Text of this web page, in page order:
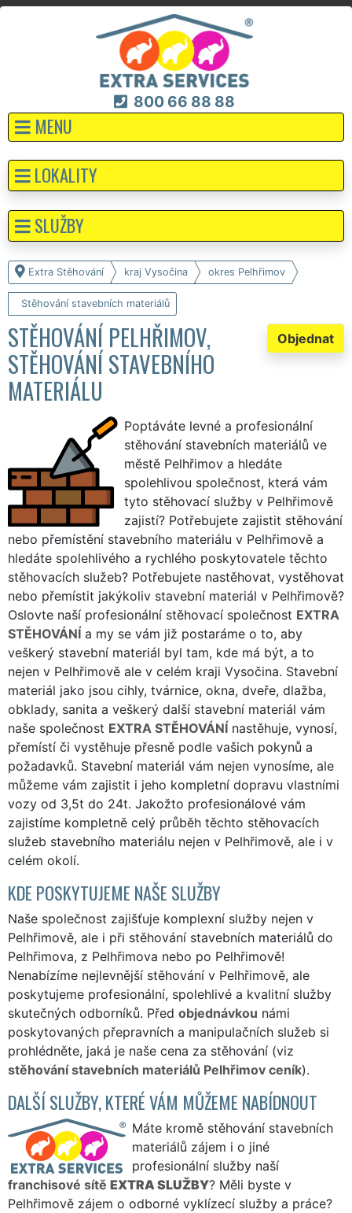
800 66 88 88
MENU
Extra Stěhování kraj Vysočina okres Pelhřimov
Stěhování stavebních materiálů
Objednat
STĚHOVÁNÍ PELHŘIMOV,
STĚHOVÁNÍ STAVEBNÍHO
MATERIÁLU
Poptáváte levné a profesionální
stěhování stavebních materiálů ve
městě Pelhřimov a hledáte
spolehlivou společnost, která vám
tyto stěhovací služby v Pelhřimově
zajistí? Potřebujete zajistit stěhování
nebo přemístění stavebního materiálu v Pelhřimově a
hledáte spolehlivého a rychlého poskytovatele těchto
stěhovacích služeb? Potřebujete nastěhovat, vystěhovat
nebo přemístit jakýkoliv stavební materiál v Pelhřimově?
Oslovte naší profesionální stěhovací společnost EXTRA
STĚHOVÁNÍ a my se vám již postaráme o to, aby
veškerý stavební materiál byl tam, kde má být, a to
nejen v Pelhřimově ale v celém kraji Vysočina. Stavební
materiál jako jsou cihly, tvárnice, okna, dveře, dlažba,
obklady, sanita a veškerý další stavební materiál vám
naše společnost EXTRA STĚHOVÁNÍ nastěhuje, vynosí,
přemístí či vystěhuje přesně podle vašich pokynů a
požadavků. Stavební materiál vám nejen vynosíme, ale
můžeme vám zajistit i jeho kompletní dopravu vlastními
vozy od 3,5t do 24t. Jakožto profesionálové vám
zajistíme kompletně celý průběh těchto stěhovacích
služeb stavebního materiálu nejen v Pelhřimově, ale i v
celém okolí.
KDE POSKYTUJEME NAŠE SLUŽBY
Naše společnost zajišťuje komplexní služby nejen v
Pelhřimově, ale i při stěhování stavebních materiálů do
Pelhřimova, z Pelhřimova nebo po Pelhřimově!
Nenabízíme nejlevnější stěhování v Pelhřimově, ale
poskytujeme profesionální, spolehlivé a kvalitní služby
skutečných odborníků. Před objednávkou námi
poskytovaných přepravních a manipulačních služeb si
prohlédněte, jaká je naše cena za stěhování (viz
stěhování stavebních materiálů Pelhřimov ceník).
DALŠÍ SLUŽBY, KTERÉ VÁM MŮŽEME NABÍDNOUT
Máte kromě stěhování stavebních
materiálů zájem i o jiné
profesionální služby naší
franchisové sítě EXTRA SLUŽBY? Měli byste v
Pelhřimově zájem o odborné vyklízecí služby a práce?
LOKALITY
SLUŽBY